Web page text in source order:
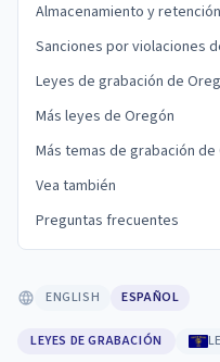
Almacenamiento y
Sanciones por violaciones
Leyes de grabación de
Más leyes de Oregón
Más temas de grabación de
Vea también
Preguntas frecuentes
ENGLISH ESPAÑOL
LEYES DE GRABACIÓN